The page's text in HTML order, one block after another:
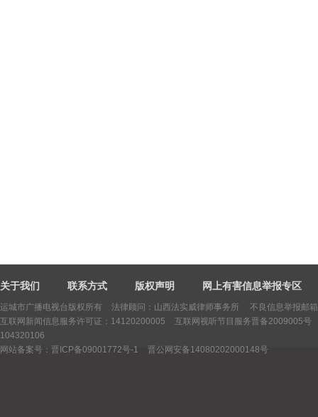
关于我们 联系方式 版权声明 网上有害信息举报专区
运城市广播电视台版权所有
法律顾问：山西法实威律师事务所 不良信息举报邮
互联网新闻信息服务许可证：14120200005
互联网视听节目服务晋备2009005号
104320106
网站备案号：晋ICP备09001772号-1
晋公网安备14080202000148号